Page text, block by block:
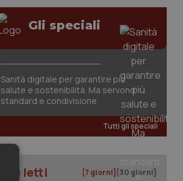
Gli speciali
Sanità digitale per garantire più
salute e sostenibilità. Ma servono
standard e condivisione
Tutti gli speciali
I più letti [7 giorni] [30 giorni]